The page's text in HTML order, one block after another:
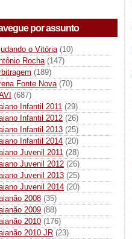
por assunto
o Vitória (10)
Rocha (147)
(189)
Fonte Nova (70)
(687)
Infantil 2011 (29)
Infantil 2012 (26)
Infantil 2013 (25)
Infantil 2014 (20)
Juvenil 2011 (28)
Juvenil 2012 (26)
Juvenil 2013 (25)
Juvenil 2014 (20)
2008 (35)
2009 (88)
2010 (176)
2010 JR (23)